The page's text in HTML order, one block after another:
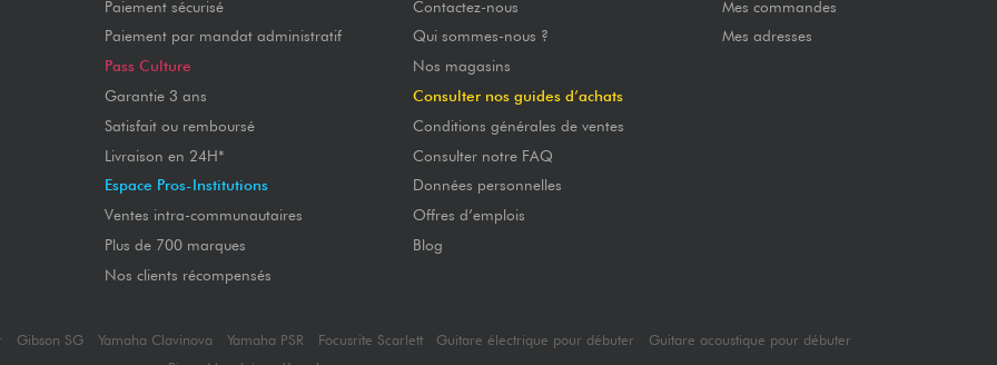
Paiement sécurisé
Paiement par mandat administratif
Pass Culture
Garantie 3 ans
Satisfait ou remboursé
Livraison en 24H*
Espace Pros-Institutions
Ventes intra-communautaires
Plus de 700 marques
Nos clients récompensés
Contactez-nous
Qui sommes-nous ?
Nos magasins
Consulter nos guides d’achats
Conditions générales de ventes
Consulter notre FAQ
Données personnelles
Offres d’emplois
Blog
Mes commandes
Mes adresses
Gibson SG Yamaha Clavinova Yamaha PSR Focusrite Scarlett Guitare électrique pour débuter
Guitare acoustique pour débuter